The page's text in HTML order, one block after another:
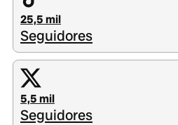
25,5 mil
Seguidores
5,5 mil
Seguidores